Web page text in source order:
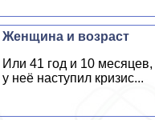
Женщина и возраст
Или 41 год и 10 месяцев,
у неё наступил кризис...